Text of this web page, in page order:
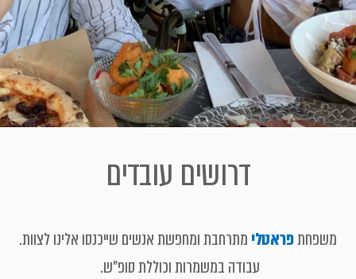
דרושים עובדים
משפחתפראטלי מתרחבת ומחפשת אנשים שייכנסו אלינו לצוות.
עבודה במשמרות וכוללת סופ"ש.